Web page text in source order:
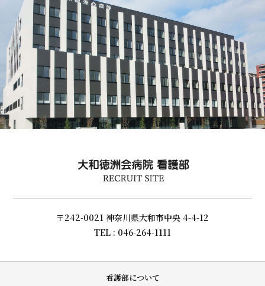
〒242-0021 神奈川県大和市中央 4-4-12
TEL : 046-264-1111
看護部について